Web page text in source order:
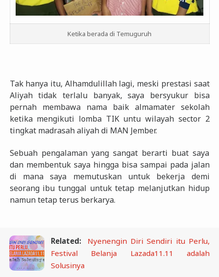
Ketika berada di Temuguruh
Tak hanya itu, Alhamdulillah lagi, meski prestasi saat
Aliyah tidak terlalu banyak, saya bersyukur bisa
pernah membawa nama baik almamater sekolah
ketika mengikuti lomba TIK untu wilayah sector 2
tingkat madrasah aliyah di MAN Jember.
Sebuah pengalaman yang sangat berarti buat saya
dan membentuk saya hingga bisa sampai pada jalan
di mana saya memutuskan untuk bekerja demi
seorang ibu tunggal untuk tetap melanjutkan hidup
namun tetap terus berkarya.
Related:
Nyenengin Diri Sendiri itu Perlu,
Festival Belanja Lazada11.11 adalah
Solusinya